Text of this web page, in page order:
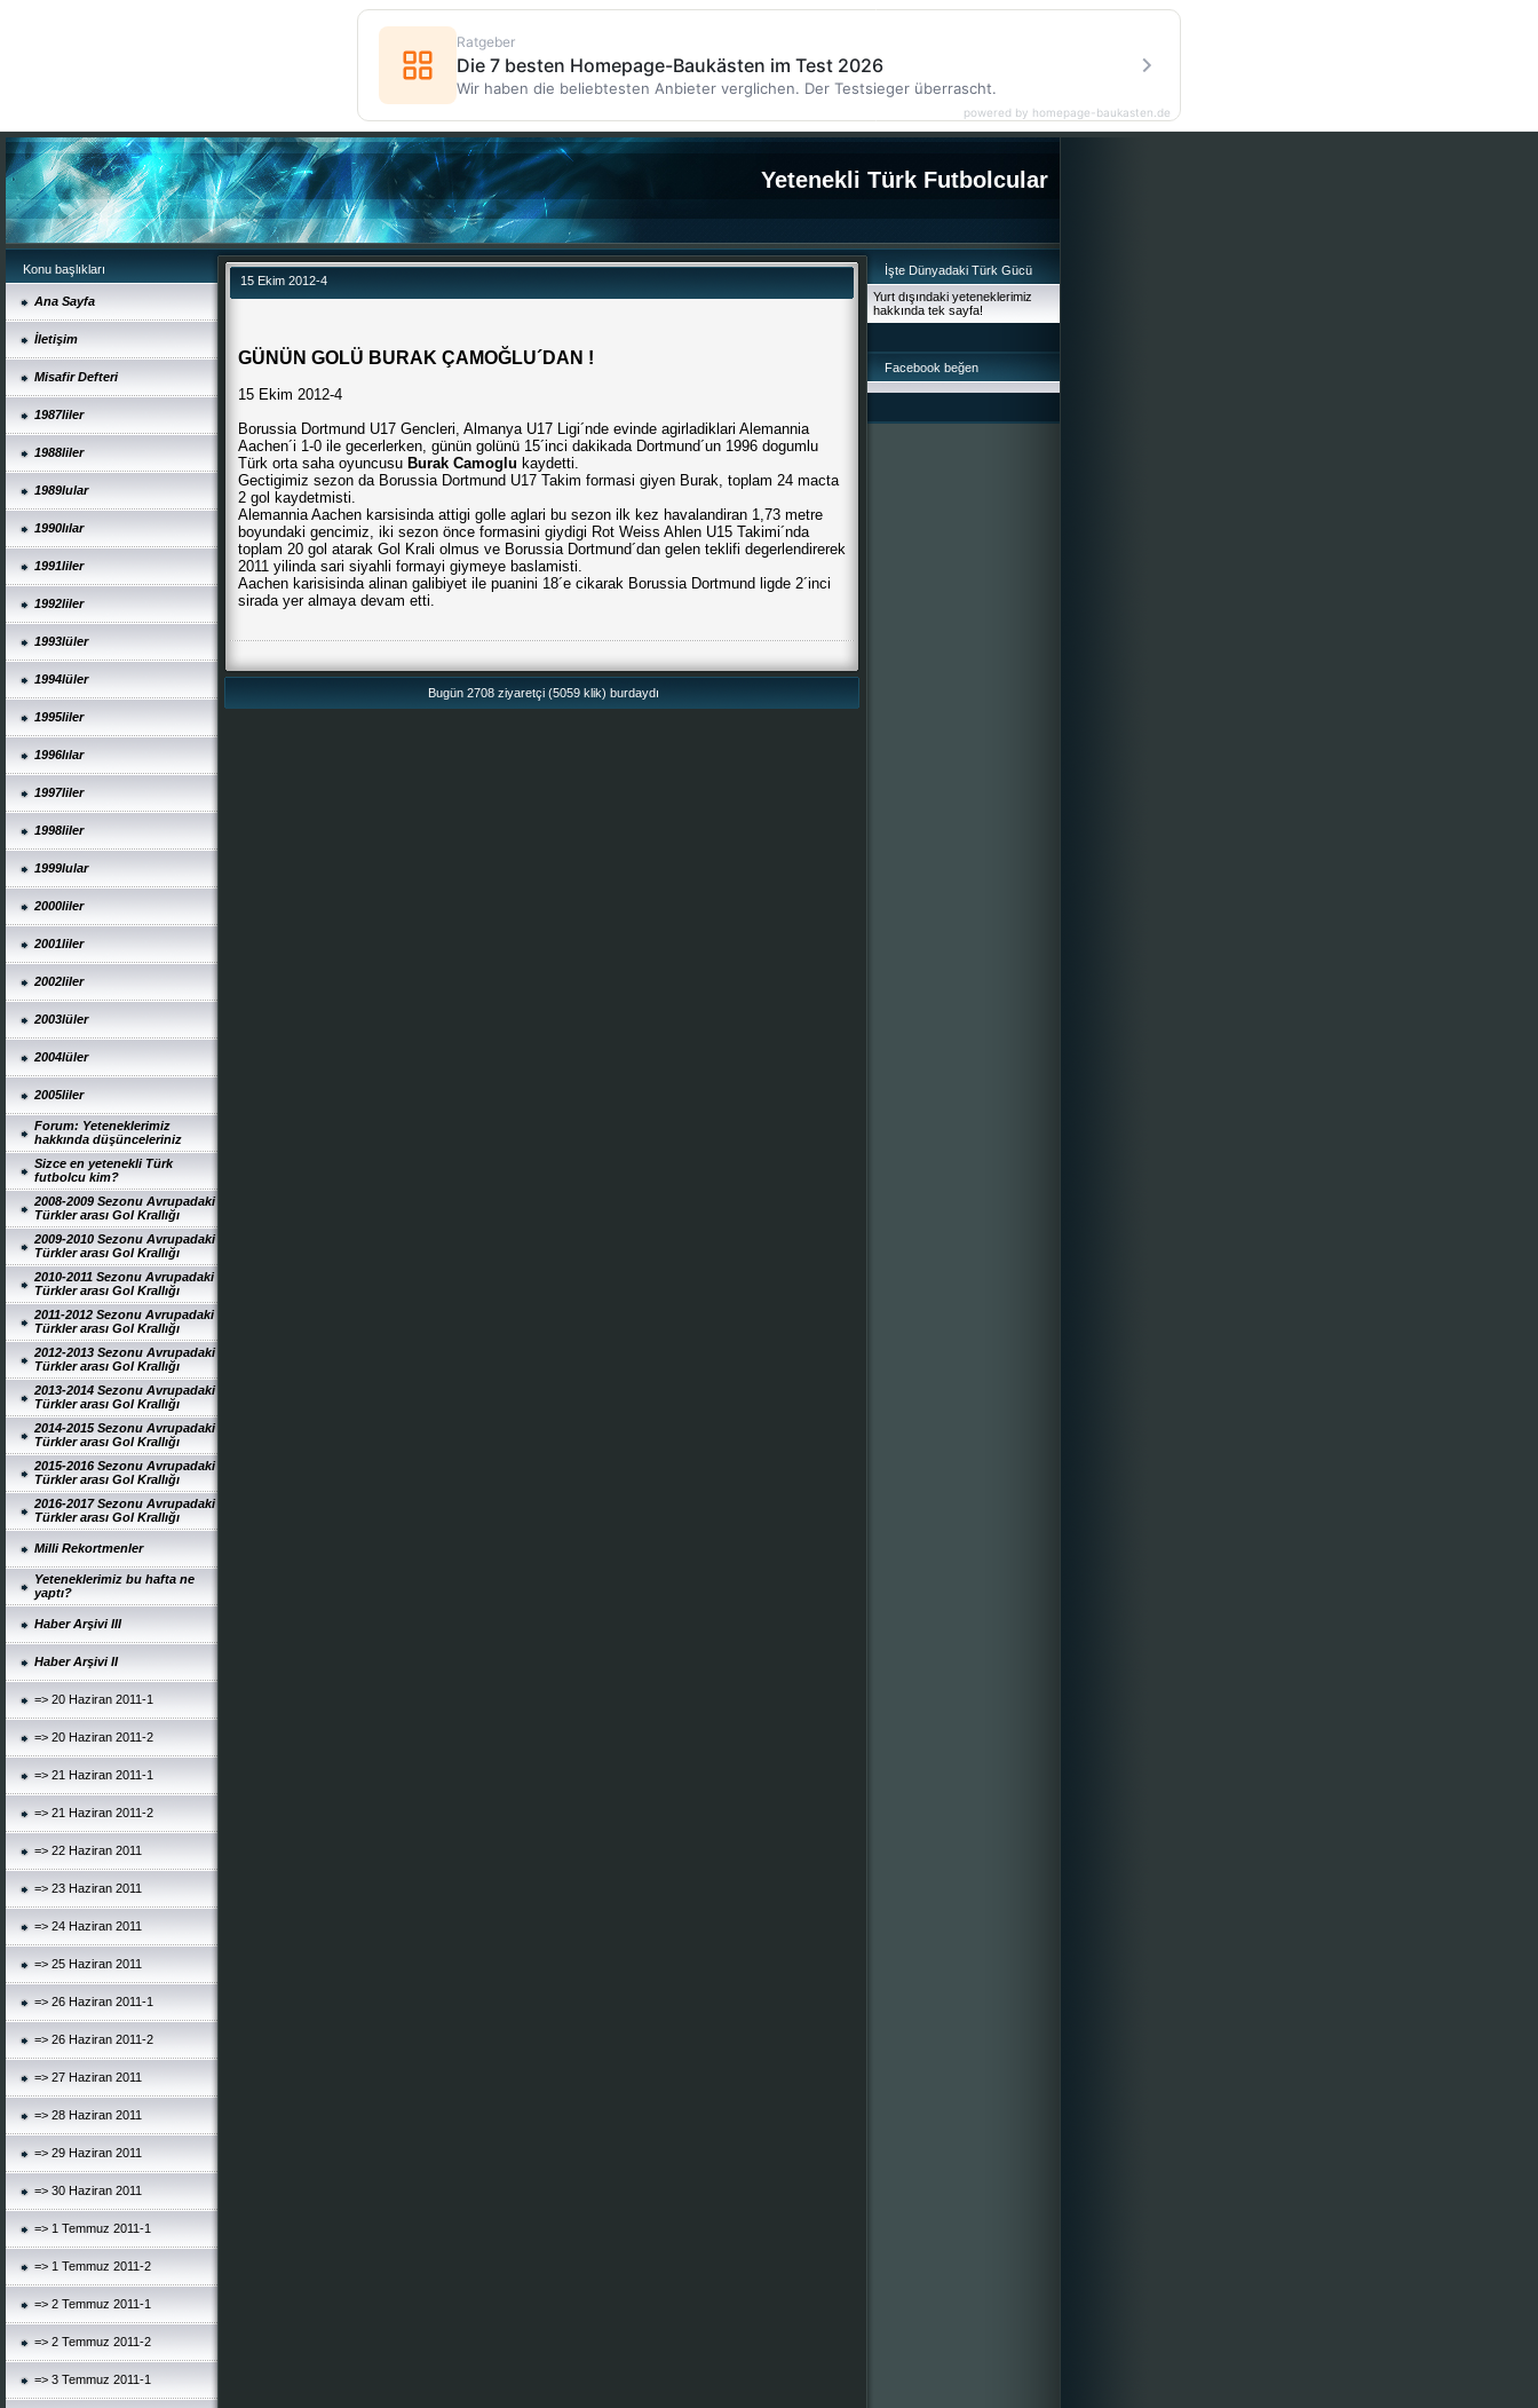
Yetenekli Türk Futbolcular
Konu başlıkları
Ana Sayfa
İletişim
Misafir Defteri
1987liler
1988liler
1989lular
1990lılar
1991liler
1992liler
1993lüler
1994lüler
1995liler
1996lılar
1997liler
1998liler
1999lular
2000liler
2001liler
2002liler
2003lüler
2004lüler
2005liler
Forum: Yeteneklerimiz
hakkında düşünceleriniz
Sizce en yetenekli Türk
futbolcu kim?
2008-2009 Sezonu Avrupadaki
Türkler arası Gol Krallığı
2009-2010 Sezonu Avrupadaki
Türkler arası Gol Krallığı
2010-2011 Sezonu Avrupadaki
Türkler arası Gol Krallığı
2011-2012 Sezonu Avrupadaki
Türkler arası Gol Krallığı
2012-2013 Sezonu Avrupadaki
Türkler arası Gol Krallığı
2013-2014 Sezonu Avrupadaki
Türkler arası Gol Krallığı
2014-2015 Sezonu Avrupadaki
Türkler arası Gol Krallığı
2015-2016 Sezonu Avrupadaki
Türkler arası Gol Krallığı
2016-2017 Sezonu Avrupadaki
Türkler arası Gol Krallığı
Milli Rekortmenler
Yeteneklerimiz bu hafta ne
yaptı?
Haber Arşivi III
Haber Arşivi II
=> 20 Haziran 2011-1
=> 20 Haziran 2011-2
=> 21 Haziran 2011-1
=> 21 Haziran 2011-2
=> 22 Haziran 2011
=> 23 Haziran 2011
=> 24 Haziran 2011
=> 25 Haziran 2011
=> 26 Haziran 2011-1
=> 26 Haziran 2011-2
=> 27 Haziran 2011
=> 28 Haziran 2011
=> 29 Haziran 2011
=> 30 Haziran 2011
=> 1 Temmuz 2011-1
=> 1 Temmuz 2011-2
=> 2 Temmuz 2011-1
=> 2 Temmuz 2011-2
=> 3 Temmuz 2011-1
15 Ekim 2012-4
GÜNÜN GOLÜ BURAK ÇAMOĞLU´DAN !
15 Ekim 2012-4
Borussia Dortmund U17 Gencleri, Almanya U17 Ligi´nde evinde agirladiklari Alemannia
Aachen´i 1-0 ile gecerlerken, günün golünü 15´inci dakikada Dortmund´un 1996 dogumlu
Türk orta saha oyuncusu Burak Camoglu kaydetti.
Gectigimiz sezon da Borussia Dortmund U17 Takim formasi giyen Burak, toplam 24 macta
2 gol kaydetmisti.
Alemannia Aachen karsisinda attigi golle aglari bu sezon ilk kez havalandiran 1,73 metre
boyundaki gencimiz, iki sezon önce formasini giydigi Rot Weiss Ahlen U15 Takimi´nda
toplam 20 gol atarak Gol Krali olmus ve Borussia Dortmund´dan gelen teklifi degerlendirerek
2011 yilinda sari siyahli formayi giymeye baslamisti.
Aachen karisisinda alinan galibiyet ile puanini 18´e cikarak Borussia Dortmund ligde 2´inci
sirada yer almaya devam etti.
Bugün 2708 ziyaretçi (5059 klik) burdaydı
İşte Dünyadaki Türk Gücü
Yurt dışındaki yeteneklerimiz
hakkında tek sayfa!
Facebook beğen
Ratgeber
Die 7 besten Homepage-Baukästen im Test 2026
Wir haben die beliebtesten Anbieter verglichen. Der Testsieger überrascht.
powered by homepage-baukasten.de